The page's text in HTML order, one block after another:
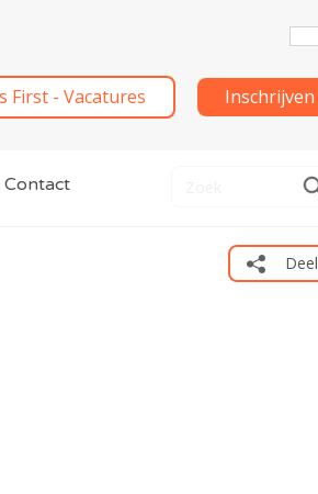
First - Vacatures Inschrijven
Contact
Deel